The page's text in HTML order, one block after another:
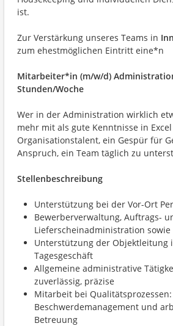
ist.
Zur Verstärkung unseres Teams in
zum ehestmöglichen Eintritt eine*n
Mitarbeiter*in (m/w/d)
Stunden/Woche
Wer in der Administration wirklich
mehr mit als gute Kenntnisse in
Organisationstalent, ein Gespür für
Anspruch, ein Team täglich zu
Stellenbeschreibung
Unterstützung bei der Vor-Ort
Bewerberverwaltung, Auftrags-
Lieferscheinadministration
Unterstützung der Objektleitung
Tagesgeschäft
Allgemeine administrative
zuverlässig, präzise
Mitarbeit bei Qualitätsprozessen:
Beschwerdemanagement und
Betreuung